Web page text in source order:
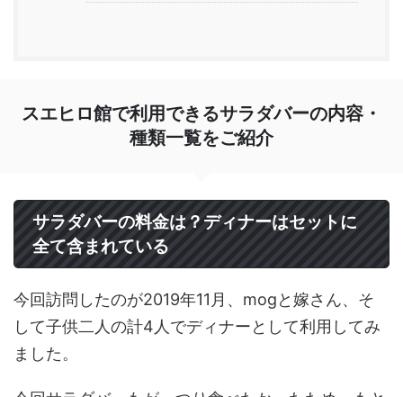
スエヒロ館で利用できるサラダバーの内容・
種類一覧をご紹介
サラダバーの料金は？ディナーはセットに
全て含まれている
今回訪問したのが2019年11月、mogと嫁さん、そ
して子供二人の計4人でディナーとして利用してみ
ました。